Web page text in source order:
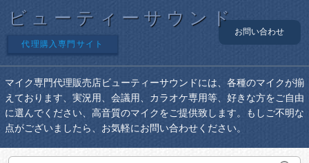
ビューティーサウンド
代理購入専門サイト
お問い合わせ
マイク専門代理販売店ビューティーサウンドには、各種のマイクが揃
えております、実況用、会議用、カラオケ専用等、好きな方をご自由
に選んでください、高音質のマイクをご提供致します。もしご不明な
点がございましたら、お気軽にお問い合わせください。